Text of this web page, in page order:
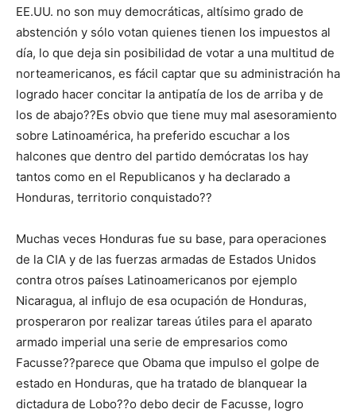
EE.UU. no son muy democráticas, altísimo grado de
abstención y sólo votan quienes tienen los impuestos al
día, lo que deja sin posibilidad de votar a una multitud de
norteamericanos, es fácil captar que su administración ha
logrado hacer concitar la antipatía de los de arriba y de
los de abajo??Es obvio que tiene muy mal asesoramiento
sobre Latinoamérica, ha preferido escuchar a los
halcones que dentro del partido demócratas los hay
tantos como en el Republicanos y ha declarado a
Honduras, territorio conquistado??
Muchas veces Honduras fue su base, para operaciones
de la CIA y de las fuerzas armadas de Estados Unidos
contra otros países Latinoamericanos por ejemplo
Nicaragua, al influjo de esa ocupación de Honduras,
prosperaron por realizar tareas útiles para el aparato
armado imperial una serie de empresarios como
Facusse??parece que Obama que impulso el golpe de
estado en Honduras, que ha tratado de blanquear la
dictadura de Lobo??o debo decir de Facusse, logro